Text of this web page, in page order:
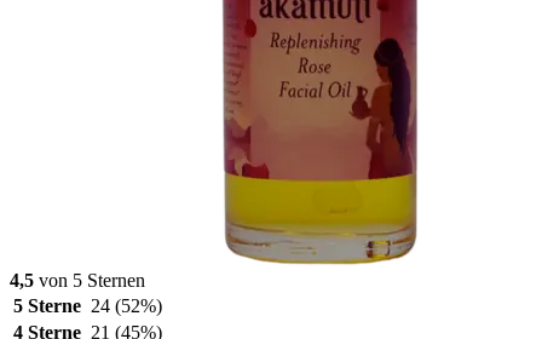
4,5 von 5 Sternen
5 Sterne 24 (52%)
4 Sterne 21 (45%)